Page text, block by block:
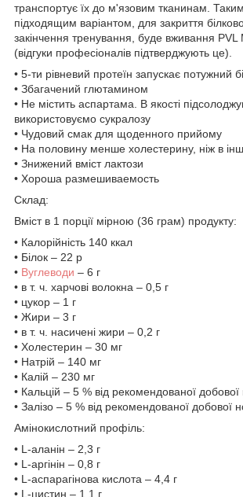
транспортує їх до м'язовим тканинам.
підходящим варіантом, для закриття
закінчення тренування, буде вживання
(відгуки професіоналів підтверджують це).
• 5-ти рівневий протеїн запускає потужний
• Збагачений глютамином
• Не містить аспартама. В якості
використовуємо сукралозу
• Чудовий смак для щоденного прийому
• На половину менше холестерину, ніж в
• Знижений вміст лактози
• Хороша размешиваемость
Склад:
Вміст в 1 порції мірною (36 грам) продукту:
• Калорійність 140 ккал
• Білок – 22 р
• Вуглеводи – 6 г
• в т. ч. харчові волокна – 0,5 г
• цукор – 1 г
• Жири – 3 г
• в т. ч. насичені жири – 0,2 г
• Холестерин – 30 мг
• Натрій – 140 мг
• Калій – 230 мг
• Кальцій – 5 % від рекомендованої
• Залізо – 5 % від рекомендованої добової
Амінокислотний профіль:
• L-аланін – 2,3 г
• L-аргінін – 0,8 г
• L-аспарагінова кислота – 4,4 г
• L-цистин – 1,1 г